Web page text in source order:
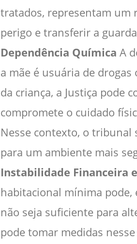
tratados, representam um
perigo e transferir a
Dependência Química A
a mãe é usuária de
da criança, a Justiça pode
compromete o cuidado
Nesse contexto, o tribunal
para um ambiente mais
Instabilidade Financeira
habitacional mínima pode,
não seja suficiente para
pode tomar medidas